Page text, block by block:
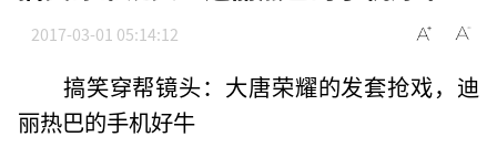
2017-03-01 05:14:12
搞笑穿帮镜头：大唐荣耀的发套抢戏，迪
丽热巴的手机好牛